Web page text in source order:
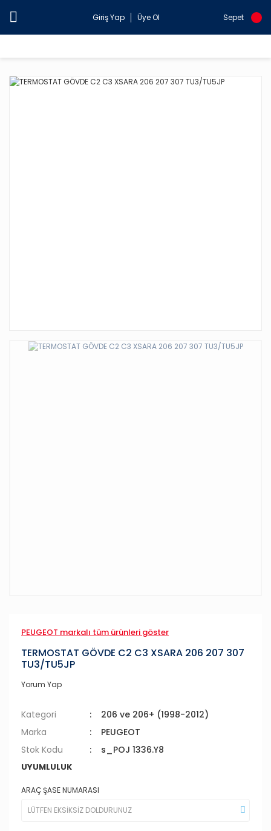
Giriş Yap Üye Ol Sepet
PEUGEOT markalı tüm ürünleri göster
TERMOSTAT GÖVDE C2 C3 XSARA 206 207 307
TU3/TU5JP
Yorum Yap
Kategori
206 ve 206+ (1998-2012)
Marka
PEUGEOT
Stok Kodu
s_POJ 1336.Y8
UYUMLULUK
ARAÇ ŞASE NUMARASI